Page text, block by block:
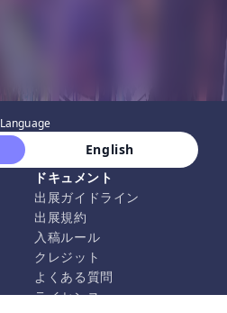
Language
English
ドキュメント
出展ガイドライン
出展規約
入稿ルール
クレジット
よくある質問
ライセンス